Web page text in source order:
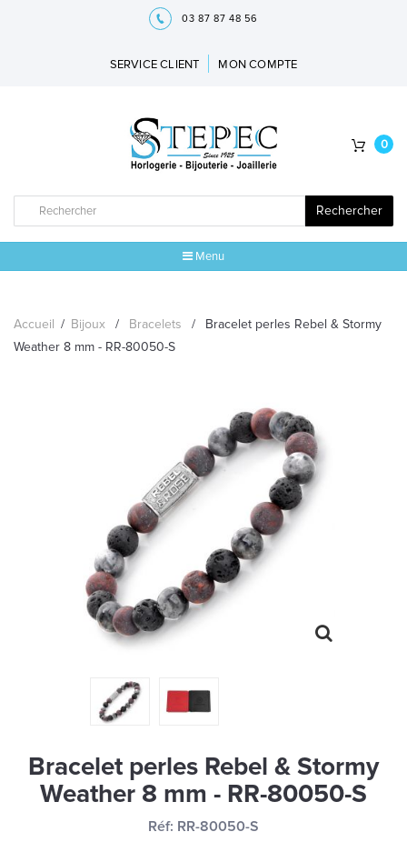
03 87 87 48 56
SERVICE CLIENT MON COMPTE
Rechercher
0
Menu
MARQUES
MONTRES
LES GEORGETTES
SWAROVSKI
BONNES AFFAIRES
CARTES CADEAUX
IDÉE CADEAUX
QUI SOMMES NOUS
Accueil / Bijoux / Bracelets /
Bracelet perles Rebel & Stormy
Weather 8 mm - RR-80050-S
Bracelet perles Rebel & Stormy
Weather 8 mm - RR-80050-S
Réf: RR-80050-S